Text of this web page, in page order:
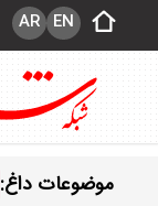
EN
AR
موضوعات داغ: